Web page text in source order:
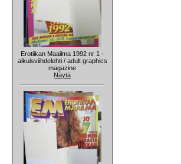
Erotiikan Maailma 1992 nr 1 -
aikuisviihdelehti / adult graphics
magazine
Näytä